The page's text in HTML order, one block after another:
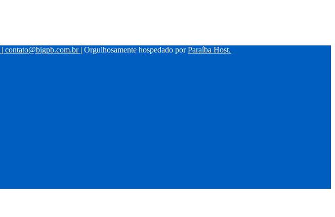
|contato@bigpb.com.br | Orgulhosamente hospedado porParaíba Host.